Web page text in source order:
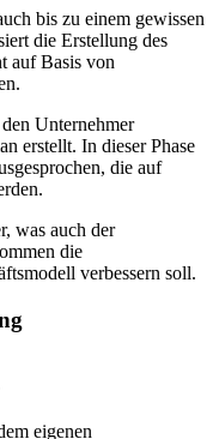
bis zu einem gewissen
die Erstellung des
auf Basis von
Unternehmer
erstellt. In dieser Phase
die auf
was auch der
die
verbessern soll.
eigenen